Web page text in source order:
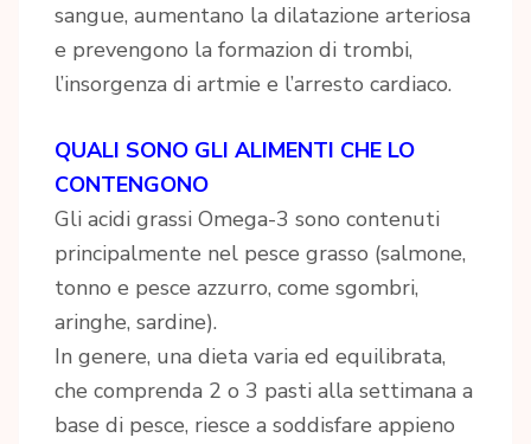
sangue, aumentano la dilatazione arteriosa
e prevengono la formazion di trombi,
l’insorgenza di artmie e l’arresto cardiaco.
QUALI SONO GLI ALIMENTI CHE LO
CONTENGONO
Gli acidi grassi Omega-3 sono contenuti
principalmente nel pesce grasso (salmone,
tonno e pesce azzurro, come sgombri,
aringhe, sardine).
In genere, una dieta varia ed equilibrata,
che comprenda 2 o 3 pasti alla settimana a
base di pesce, riesce a soddisfare appieno